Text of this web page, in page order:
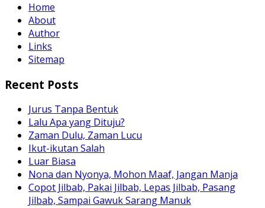
Home
About
Author
Links
Sitemap
Recent Posts
Jurus Tanpa Bentuk
Lalu Apa yang Dituju?
Zaman Dulu, Zaman Lucu
Ikut-ikutan Salah
Luar Biasa
Nona dan Nyonya, Mohon Maaf, Jangan Manja
Copot Jilbab, Pakai Jilbab, Lepas Jilbab, Pasang
Jilbab, Sampai Gawuk Sarang Manuk